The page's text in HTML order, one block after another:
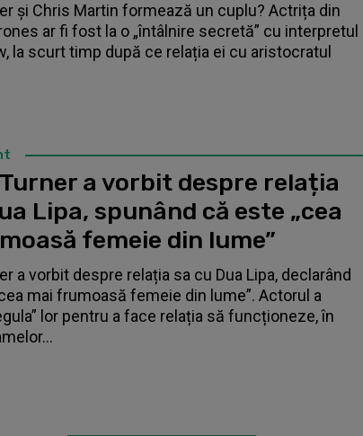
și Chris Martin formează un cuplu? Actrița din
ar fi fost la o „întâlnire secretă” cu interpretul
la scurt timp după ce relația ei cu aristocratul
a vorbit despre relația
Lipa, spunând că este „cea
femeie din lume”
a vorbit despre relația sa cu Dua Lipa, declarând
mai frumoasă femeie din lume”. Actorul a
lor pentru a face relația să funcționeze, în